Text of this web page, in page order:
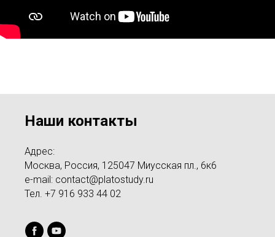
Наши контакты
Адрес:
Москва, Россия, 125047 Миусская пл., 6к6
e-mail: contact@platostudy.ru
Тел. +7 916 933 44 02